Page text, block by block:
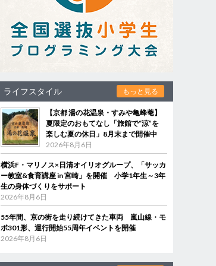
ライフスタイル もっと見る
【京都 湯の花温泉・すみや亀峰菴】
夏限定のおもてなし「旅館で“涼”を
楽しむ夏の休日」8月末まで開催中
2026年8月6日
横浜F・マリノス×日清オイリオグループ、「サッカ
ー教室&食育講座 in 宮崎」を開催 小学1年生～3年
生の身体づくりをサポート
2026年8月6日
55年間、京の街を走り続けてきた車両 嵐山線・モ
ボ301形、運行開始55周年イベントを開催
2026年8月6日